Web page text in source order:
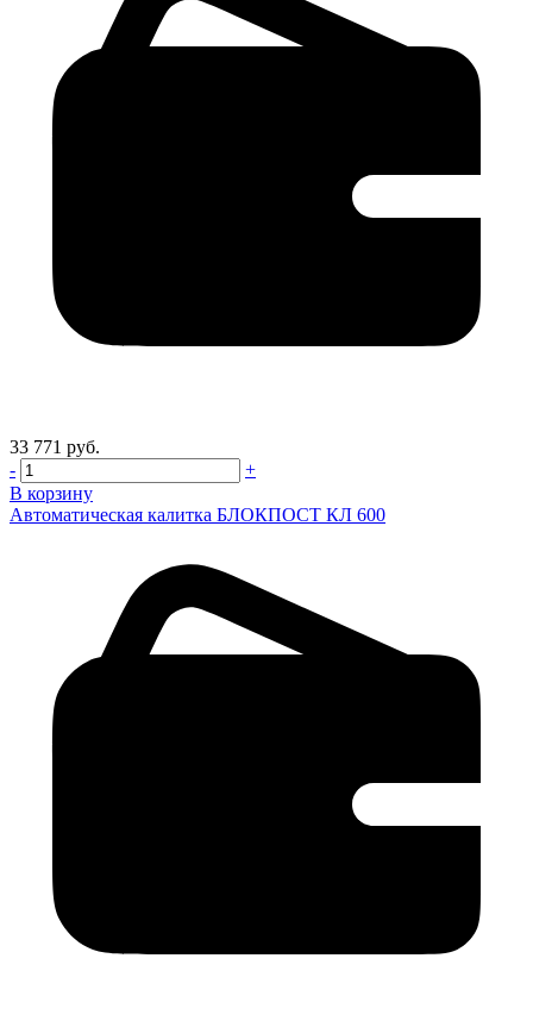
33 771 руб.
-
+
В корзину
Автоматическая калитка БЛОКПОСТ КЛ 600